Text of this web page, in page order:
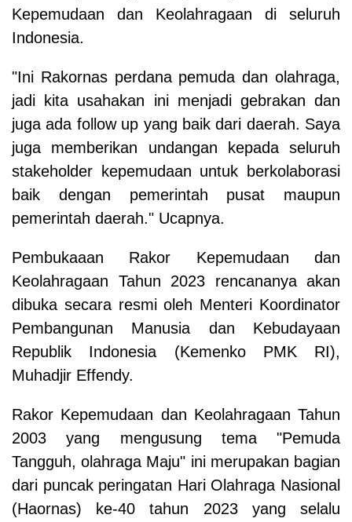
Kepemudaan dan Keolahragaan di seluruh
Indonesia.
"Ini Rakornas perdana pemuda dan olahraga,
jadi kita usahakan ini menjadi gebrakan dan
juga ada follow up yang baik dari daerah. Saya
juga memberikan undangan kepada seluruh
stakeholder kepemudaan untuk berkolaborasi
baik dengan pemerintah pusat maupun
pemerintah daerah." Ucapnya.
Pembukaaan Rakor Kepemudaan dan
Keolahragaan Tahun 2023 rencananya akan
dibuka secara resmi oleh Menteri Koordinator
Pembangunan Manusia dan Kebudayaan
Republik Indonesia (Kemenko PMK RI),
Muhadjir Effendy.
Rakor Kepemudaan dan Keolahragaan Tahun
2003 yang mengusung tema "Pemuda
Tangguh, olahraga Maju" ini merupakan bagian
dari puncak peringatan Hari Olahraga Nasional
(Haornas) ke-40 tahun 2023 yang selalu